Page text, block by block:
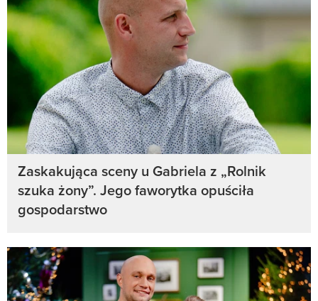
Zaskakująca sceny u Gabriela z „Rolnik
szuka żony”. Jego faworytka opuściła
gospodarstwo